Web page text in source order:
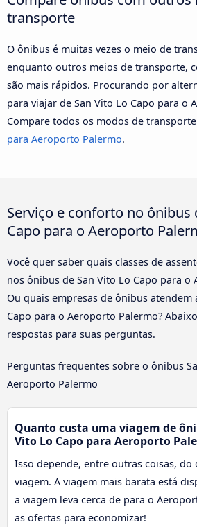
transporte
O ônibus é muitas vezes o meio de
enquanto outros meios de transporte,
são mais rápidos. Procurando por
para viajar de San Vito Lo Capo para o
Compare todos os modos de
para Aeroporto Palermo.
Serviço e conforto no ônibus
Capo para o Aeroporto
Você quer saber quais classes de
nos ônibus de San Vito Lo Capo para o
Ou quais empresas de ônibus atendem
Capo para o Aeroporto Palermo?
respostas para suas perguntas.
Perguntas frequentes sobre o ônibus
Aeroporto Palermo
Quanto custa uma viagem de
Vito Lo Capo para Aeroporto
Isso depende, entre outras coisas, do
viagem. A viagem mais barata está
a viagem leva cerca de para o
as ofertas para economizar!